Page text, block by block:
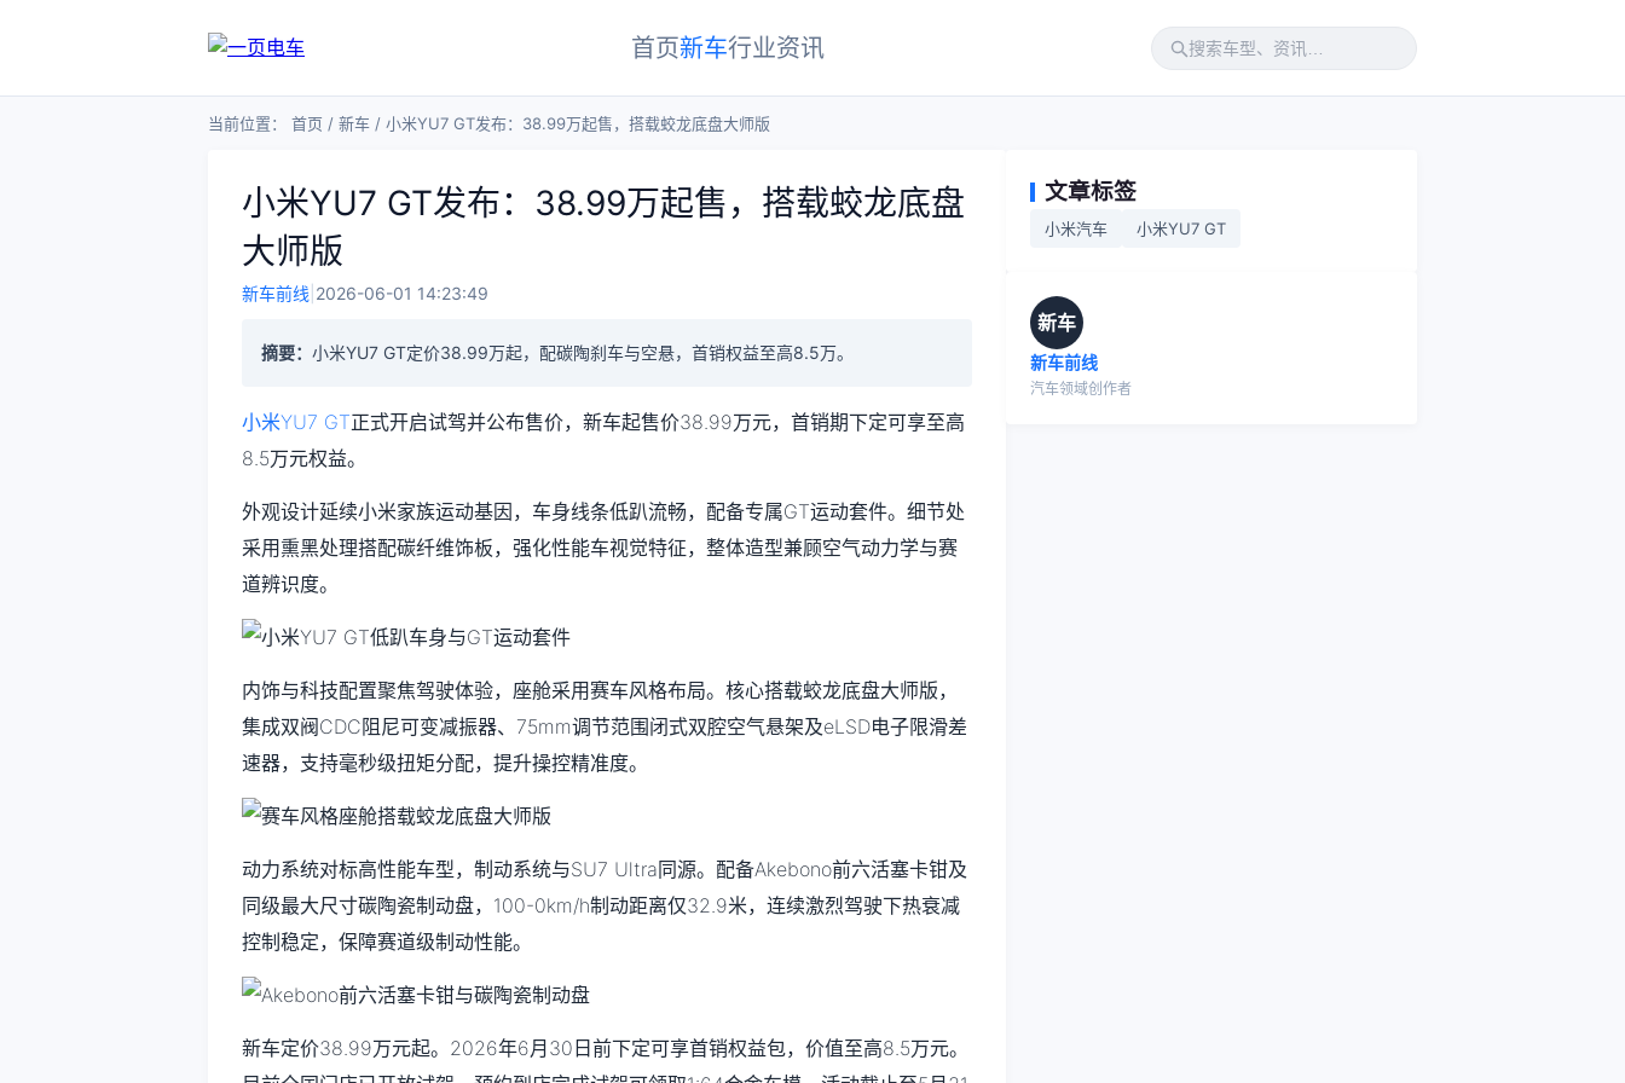
首页新车行业资讯
当前位置： 首页 / 新车 / 小米YU7 GT发布：38.99万起售，搭载蛟龙底盘大师版
小米YU7 GT发布：38.99万起售，搭载蛟龙底盘
大师版
新车前线 2026-06-01 14:23:49
摘要： 小米YU7 GT定价38.99万起，配碳陶刹车与空悬，首销权益至高8.5万。
小米YU7 GT正式开启试驾并公布售价，新车起售价38.99万元，首销期下定可享至高
8.5万元权益。
外观设计延续小米家族运动基因，车身线条低趴流畅，配备专属GT运动套件。细节处
采用熏黑处理搭配碳纤维饰板，强化性能车视觉特征，整体造型兼顾空气动力学与赛
道辨识度。
内饰与科技配置聚焦驾驶体验，座舱采用赛车风格布局。核心搭载蛟龙底盘大师版，
集成双阀CDC阻尼可变减振器、75mm调节范围闭式双腔空气悬架及eLSD电子限滑差
速器，支持毫秒级扭矩分配，提升操控精准度。
动力系统对标高性能车型，制动系统与SU7 Ultra同源。配备Akebono前六活塞卡钳及
同级最大尺寸碳陶瓷制动盘，100-0km/h制动距离仅32.9米，连续激烈驾驶下热衰减
控制稳定，保障赛道级制动性能。
新车定价38.99万元起。2026年6月30日前下定可享首销权益包，价值至高8.5万元。
文章标签
小米汽车 小米YU7 GT
新车
新车前线
汽车领域创作者